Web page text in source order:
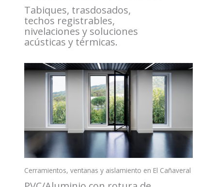
Tabiques, trasdosados,
techos registrables,
nivelaciones y soluciones
acústicas y térmicas.
Cerramientos, ventanas y aislamiento en El Cañaveral